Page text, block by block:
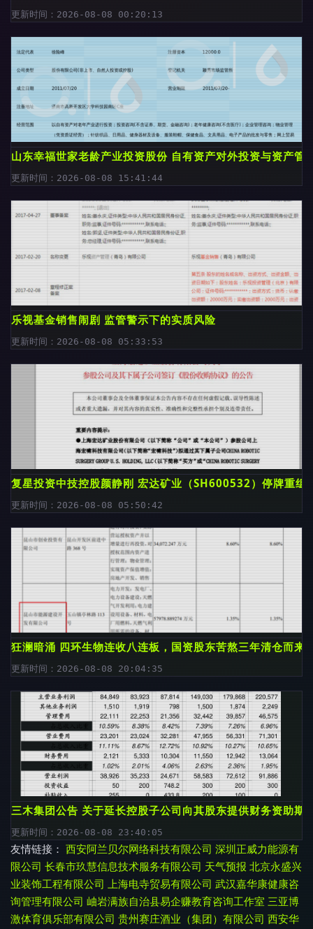
更新时间：2026-08-08 00:20:13
山东幸福世家老龄产业投资股份 自有资产对外投资与资产管
更新时间：2026-08-08 15:41:44
乐视基金销售闹剧 监管警示下的实质风险
更新时间：2026-08-08 05:33:53
复星投资中技控股颜静刚 宏达矿业（SH600532）停牌重组
更新时间：2026-08-08 05:50:42
狂澜暗涌 四环生物连收八连板，国资股东苦熬三年清仓而来
更新时间：2026-08-08 20:04:35
三木集团公告 关于延长控股子公司向其股东提供财务资助期
更新时间：2026-08-08 23:40:05
友情链接： 西安阿兰贝尔网络科技有限公司 深圳正威力能源有
限公司 长春市玖慧信息技术服务有限公司 天气预报 北京永盛兴
业装饰工程有限公司 上海电寺贸易有限公司 武汉嘉华康健康咨
询管理有限公司 岫岩满族自治县易企赚教育咨询工作室 三亚博
激体育俱乐部有限公司 贵州赛庄酒业（集团）有限公司 西安华